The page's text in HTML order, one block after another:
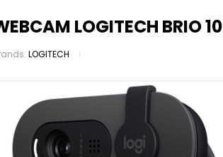
LOGITECH BRIO
LOGITECH